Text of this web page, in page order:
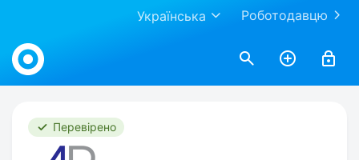
Роботодавцю
Українська
Work.ua
Перевірено